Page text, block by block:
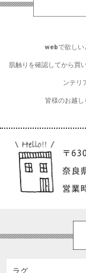
webで欲しい
肌触りを確認してから買
ンテリ
皆様のお越し
ラグ